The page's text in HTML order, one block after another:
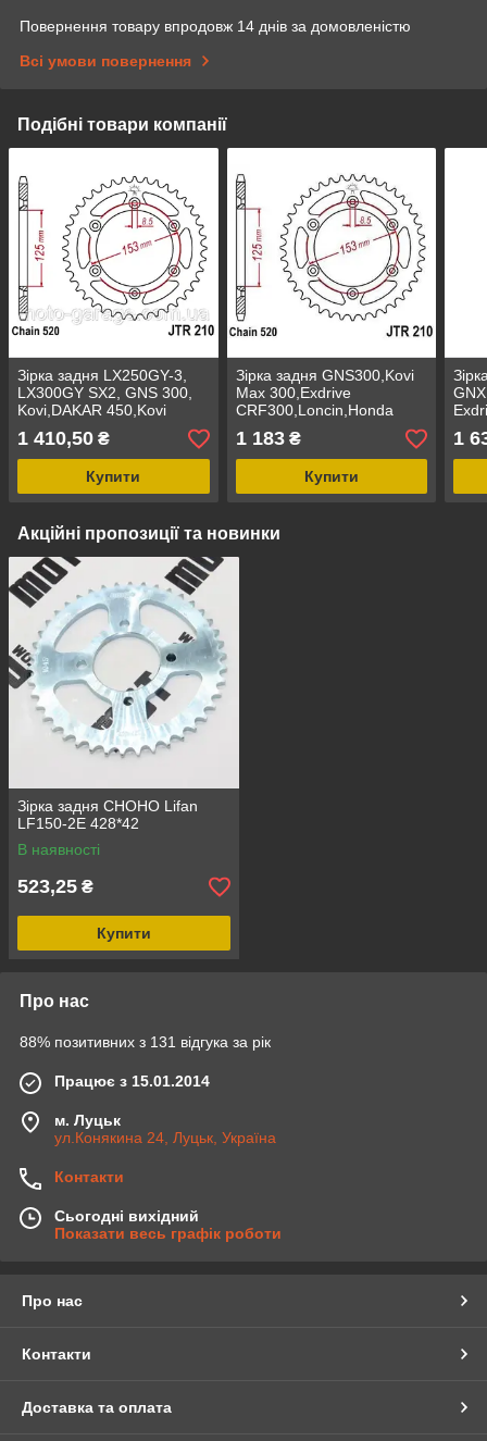
Повернення товару впродовж 14 днів за домовленістю
Всі умови повернення
Подібні товари компанії
Зірка задня LX250GY-3,
LX300GY SX2, GNS 300,
Kovi,DAKAR 450,Kovi
250,HONDA CR,CRF,520H-
45T D125/153,JTR210.45
1 410,50 ₴
Купити
Зірка задня GNS300,Kovi
Max 300,Exdrive
CRF300,Loncin,Honda
CR/CRF, PBR 289.48,
520H-48T
D125/153,JTR210.48
1 183₴
Купити
1
Акційні пропозиції та новинки
Зірка задня CHOHO Lifan
LF150-2E 428*42
В наявності
523,25 ₴
Купити
Про нас
88% позитивних з 131 відгука за рік
Працює з 15.01.2014
м. Луцьк
ул.Конякина 24, Луцьк, Україна
Контакти
Сьогодні вихідний
Показати весь графік роботи
Про нас
Контакти
Доставка та оплата